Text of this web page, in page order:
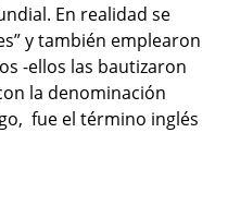
En realidad se
y también emplearon
-ellos las bautizaron
la denominación
fue el término inglés